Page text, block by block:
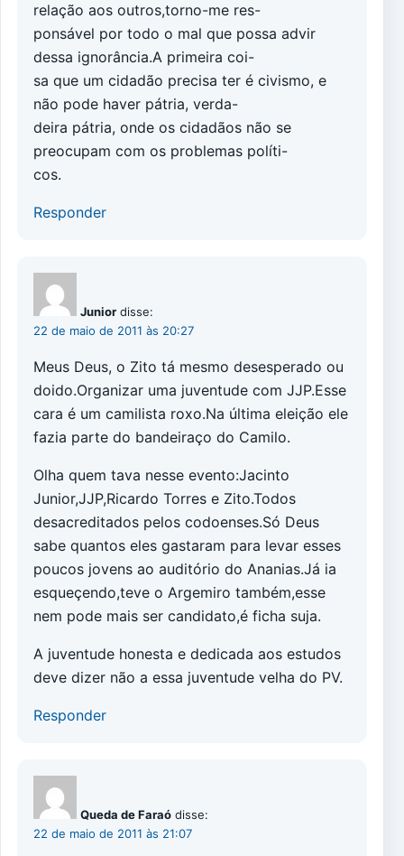
relação aos outros,torno-me res-
ponsável por todo o mal que possa advir
dessa ignorância.A primeira coi-
sa que um cidadão precisa ter é civismo, e
não pode haver pátria, verda-
deira pátria, onde os cidadãos não se
preocupam com os problemas políti-
cos.
Responder
Junior disse:
22 de maio de 2011 às 20:27
Meus Deus, o Zito tá mesmo desesperado ou
doido.Organizar uma juventude com JJP.Esse
cara é um camilista roxo.Na última eleição ele
fazia parte do bandeiraço do Camilo.
Olha quem tava nesse evento:Jacinto
Junior,JJP,Ricardo Torres e Zito.Todos
desacreditados pelos codoenses.Só Deus
sabe quantos eles gastaram para levar esses
poucos jovens ao auditório do Ananias.Já ia
esqueçendo,teve o Argemiro também,esse
nem pode mais ser candidato,é ficha suja.
A juventude honesta e dedicada aos estudos
deve dizer não a essa juventude velha do PV.
Responder
Queda de Faraó disse:
22 de maio de 2011 às 21:07